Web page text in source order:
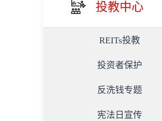
投教中心
REITs投教
投资者保护
反洗钱专题
宪法日宣传